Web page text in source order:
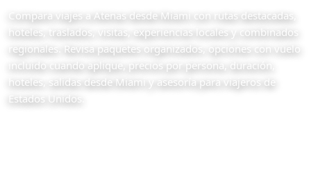
Compara viajes a Atenas desde Miami con rutas destacadas,
hoteles, traslados, visitas, experiencias locales y combinados
regionales. Revisa paquetes organizados, opciones con vuelo
incluido cuando aplique, precios por persona, duración,
hoteles, salidas desde Miami y asesoría para viajeros de
Estados Unidos.